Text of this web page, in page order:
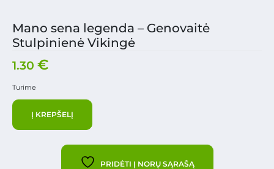
Mano sena legenda – Genovaitė
Stulpinienė Vikingė
1.30 €
Turime
Į KREPŠELĮ
PRIDĖTI Į NORŲ SĄRAŠĄ